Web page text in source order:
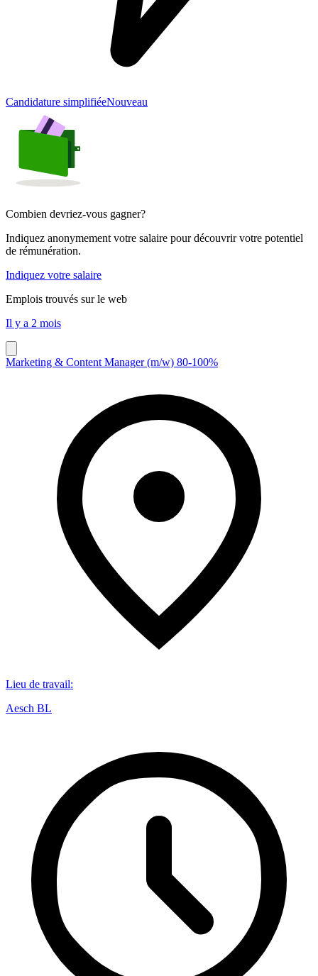
Candidature simplifiéeNouveau
Combien devriez-vous gagner?
Indiquez anonymement votre salaire pour découvrir votre potentiel
de rémunération.
Indiquez votre salaire
Emplois trouvés sur le web
Il y a 2 mois
Marketing & Content Manager (m/w) 80-100%
Lieu de travail:
Aesch BL